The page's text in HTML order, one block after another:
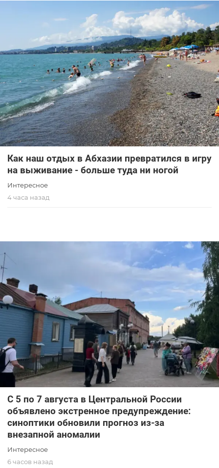
Как наш отдых в Абхазии превратился в игру
на выживание - больше туда ни ногой
Интересное
4 часа назад
С 5 по 7 августа в Центральной России
объявлено экстренное предупреждение:
синоптики обновили прогноз из-за
внезапной аномалии
Интересное
6 часов назад